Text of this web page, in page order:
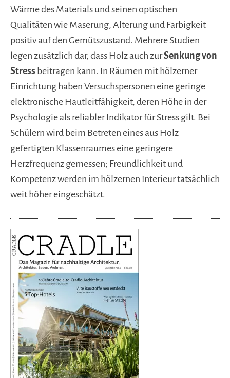
Wärme des Materials und seinen optischen
Qualitäten wie Maserung, Alterung und Farbigkeit
positiv auf den Gemütszustand. Mehrere Studien
legen zusätzlich dar, dass Holz auch zurSenkung von
Stress beitragen kann. In Räumen mit hölzerner
Einrichtung haben Versuchspersonen eine geringe
elektronische Hautleitfähigkeit, deren Höhe in der
Psychologie als reliabler Indikator für Stress gilt. Bei
Schülern wird beim Betreten eines aus Holz
gefertigten Klassenraumes eine geringere
Herzfrequenz gemessen; Freundlichkeit und
Kompetenz werden im hölzernen Interieur tatsächlich
weit höher eingeschätzt.